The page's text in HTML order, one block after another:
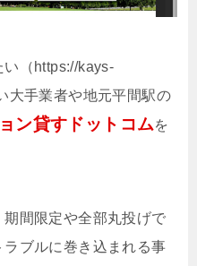
い（https://kays-
大手業者や地元平間駅の
ン貸すドットコムを
間限定や全部丸投げで
ブルに巻き込まれる事